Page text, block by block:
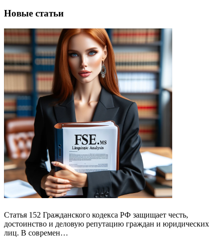
Новые статьи
Статья 152 Гражданского кодекса РФ защищает честь,
достоинство и деловую репутацию граждан и юридических
лиц. В современ…